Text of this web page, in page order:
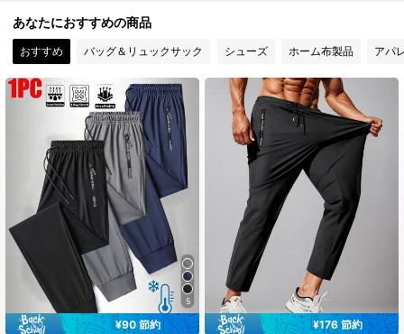
4.84 251 フォロワー
4.84 251 フォロワー
4.84 251 フォロワー
4.84 251 フォロワー
4.84 251 フォロワー
あなたにおすすめの商品
おすすめ バッグ＆リュックサック シューズ ホーム布製品 アパ
5
¥90 節約
#4 ベストセラー ¥176 節約
#1 ベストセラー に 新しい メンズスポーツパンツ